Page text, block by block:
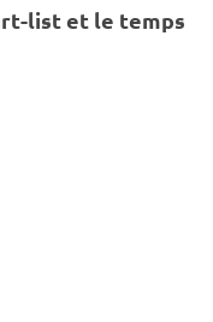
list et le temps